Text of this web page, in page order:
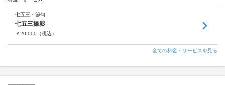
七五三・節句
七五三撮影
￥20,000 （税込）
全ての料金・サービスを見る